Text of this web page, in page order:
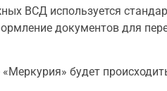
ВСД используется
документов для
будет